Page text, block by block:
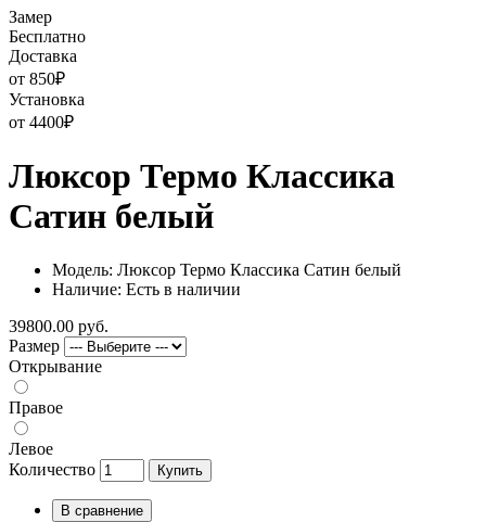
Замер
Бесплатно
Доставка
от 850₽
Установка
от 4400₽
Люксор Термо Классика
Сатин белый
Модель: Люксор Термо Классика Сатин белый
Наличие: Есть в наличии
39800.00 руб.
Размер
Открывание
Правое
Левое
Количество
Купить
В сравнение